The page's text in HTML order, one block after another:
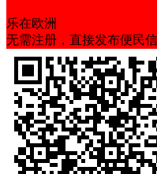
乐在欧洲
无需注册，直接发布便民